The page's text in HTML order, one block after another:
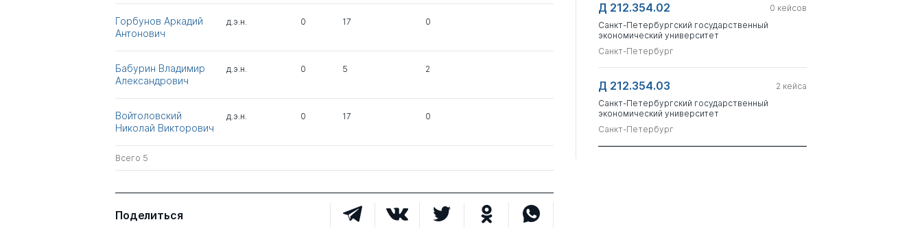
Горбунов Аркадий
Антонович
д.э.н. 0 17 0
Бабурин Владимир
Александрович
д.э.н. 0 5 2
Войтоловский
Николай Викторович
д.э.н. 0 17 0
Всего 5
Поделиться
Д 212.354.02 0 кейсов
Санкт-Петербургский государственный
экономический университет
Санкт-Петербург
Д 212.354.03 2 кейса
Санкт-Петербургский государственный
экономический университет
Санкт-Петербург